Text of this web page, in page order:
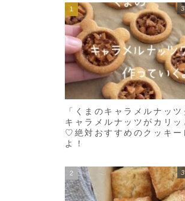
「くまのキャラメルナッツ
キャラメルナッツがカリッ
♡絶対おすすめのクッキー
よ！